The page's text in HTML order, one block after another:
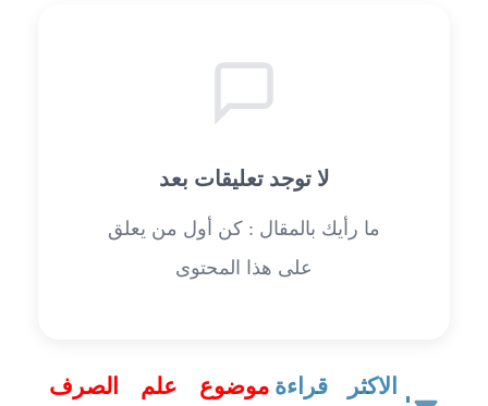
لا توجد تعليقات بعد
ما رأيك بالمقال : كن أول من يعلق
على هذا المحتوى
الاكثر قراءة موضوع علم الصرف